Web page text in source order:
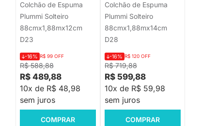
Colchão de Espuma
Plummi Solteiro
88cmx1,88mx12cm
D23
R$ 588,88
-16% R$ 99 OFF
R$ 489,88
10x de R$ 48,98
sem juros
COMPRAR
Colchão de Espuma
Plummi Solteiro
88cmx1,88mx14cm
D28
R$ 719,88
-16% R$ 120 OFF
R$ 599,88
10x de R$ 59,98
sem juros
COMPRAR